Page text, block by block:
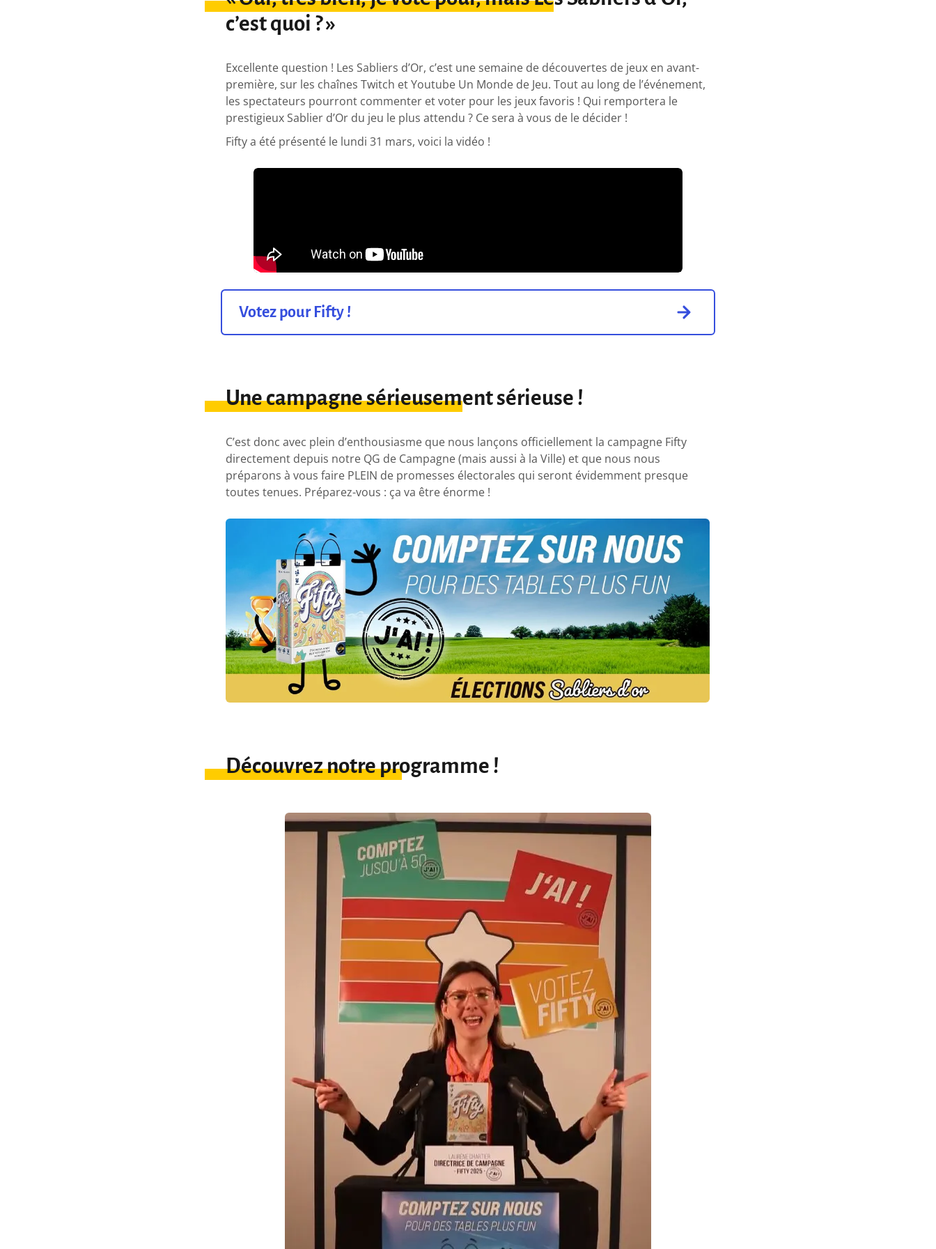
c’est quoi ? »
Excellente question ! Les Sabliers d’Or, c’est une semaine de découvertes de jeux en avant-
première, sur les chaînes Twitch et Youtube Un Monde de Jeu. Tout au long de l’événement,
les spectateurs pourront commenter et voter pour les jeux favoris ! Qui remportera le
prestigieux Sablier d’Or du jeu le plus attendu ? Ce sera à vous de le décider !
Fifty a été présenté le lundi 31 mars, voici la vidéo !
Votez pour Fifty !
Une campagne sérieusement sérieuse !
C’est donc avec plein d’enthousiasme que nous lançons officiellement la campagne Fifty
directement depuis notre QG de Campagne (mais aussi à la Ville) et que nous nous
préparons à vous faire PLEIN de promesses électorales qui seront évidemment presque
toutes tenues. Préparez-vous : ça va être énorme !
Découvrez notre programme !